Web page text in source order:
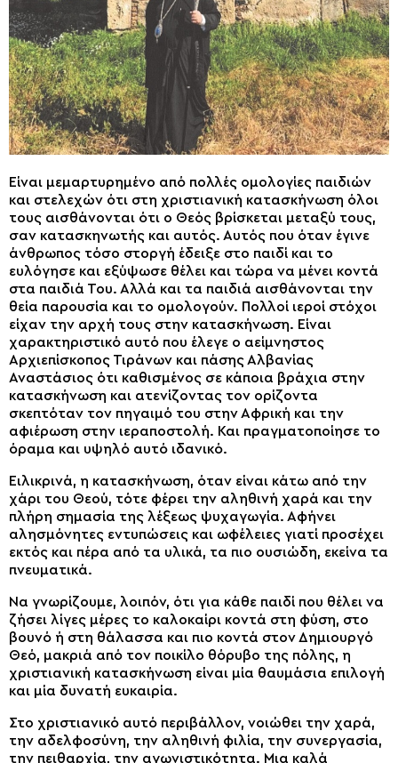
Είναι μεμαρτυρημένο από πολλές ομολογίες παιδιών
και στελεχών ότι στη χριστιανική κατασκήνωση όλοι
τους αισθάνονται ότι ο Θεός βρίσκεται μεταξύ τους,
σαν κατασκηνωτής και αυτός. Αυτός που όταν έγινε
άνθρωπος τόσο στοργή έδειξε στο παιδί και το
ευλόγησε και εξύψωσε θέλει και τώρα να μένει κοντά
στα παιδιά Του. Αλλά και τα παιδιά αισθάνονται την
θεία παρουσία και το ομολογούν. Πολλοί ιεροί στόχοι
είχαν την αρχή τους στην κατασκήνωση. Είναι
χαρακτηριστικό αυτό που έλεγε ο αείμνηστος
Αρχιεπίσκοπος Τιράνων και πάσης Αλβανίας
Αναστάσιος ότι καθισμένος σε κάποια βράχια στην
κατασκήνωση και ατενίζοντας τον ορίζοντα
σκεπτόταν τον πηγαιμό του στην Αφρική και την
αφιέρωση στην ιεραποστολή. Και πραγματοποίησε το
όραμα και υψηλό αυτό ιδανικό.
Ειλικρινά, η κατασκήνωση, όταν είναι κάτω από την
χάρι του Θεού, τότε φέρει την αληθινή χαρά και την
πλήρη σημασία της λέξεως ψυχαγωγία. Αφήνει
αλησμόνητες εντυπώσεις και ωφέλειες γιατί προσέχει
εκτός και πέρα από τα υλικά, τα πιο ουσιώδη, εκείνα τα
πνευματικά.
Να γνωρίζουμε, λοιπόν, ότι για κάθε παιδί που θέλει να
ζήσει λίγες μέρες το καλοκαίρι κοντά στη φύση, στο
βουνό ή στη θάλασσα και πιο κοντά στον Δημιουργό
Θεό, μακριά από τον ποικίλο θόρυβο της πόλης, η
χριστιανική κατασκήνωση είναι μία θαυμάσια επιλογή
και μία δυνατή ευκαιρία.
Στο χριστιανικό αυτό περιβάλλον, νοιώθει την χαρά,
την αδελφοσύνη, την αληθινή φιλία, την συνεργασία,
την πειθαρχία, την αγωνιστικότητα. Μια καλά